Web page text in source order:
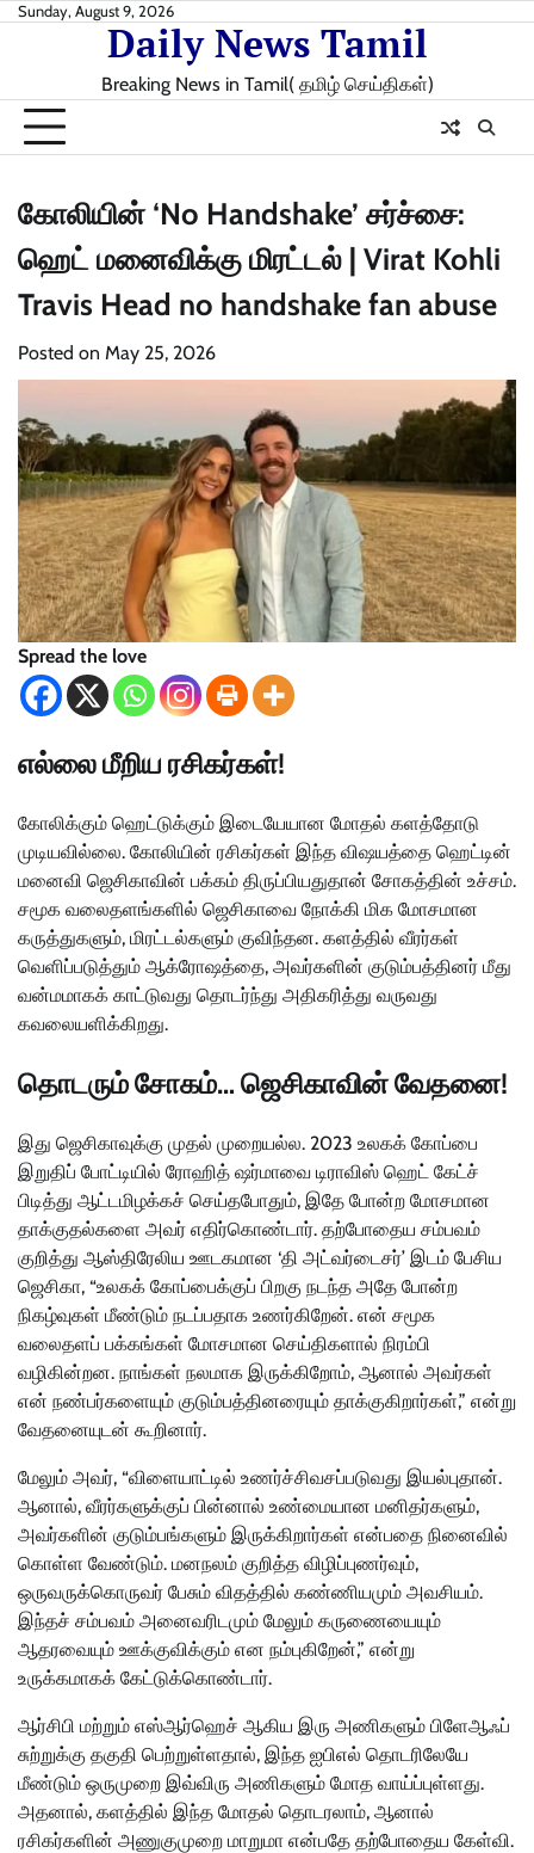
SkipSunday, August 9, 2026
Daily News Tamil
Breaking News in Tamil( தமிழ் செய்திகள்)
கோலியின் ‘No Handshake’ சர்ச்சை:
ஹெட் மனைவிக்கு மிரட்டல் | Virat Kohli
Travis Head no handshake fan abuse
Posted on May 25, 2026
Spread the love
எல்லை மீறிய ரசிகர்கள்!
கோலிக்கும் ஹெட்டுக்கும் இடையேயான மோதல் களத்தோடு
முடியவில்லை. கோலியின் ரசிகர்கள் இந்த விஷயத்தை ஹெட்டின்
மனைவி ஜெசிகாவின் பக்கம் திருப்பியதுதான் சோகத்தின் உச்சம்.
சமூக வலைதளங்களில் ஜெசிகாவை நோக்கி மிக மோசமான
கருத்துகளும், மிரட்டல்களும் குவிந்தன. களத்தில் வீரர்கள்
வெளிப்படுத்தும் ஆக்ரோஷத்தை, அவர்களின் குடும்பத்தினர் மீது
வன்மமாகக் காட்டுவது தொடர்ந்து அதிகரித்து வருவது
கவலையளிக்கிறது.
தொடரும் சோகம்… ஜெசிகாவின் வேதனை!
இது ஜெசிகாவுக்கு முதல் முறையல்ல. 2023 உலகக் கோப்பை
இறுதிப் போட்டியில் ரோஹித் ஷர்மாவை டிராவிஸ் ஹெட் கேட்ச்
பிடித்து ஆட்டமிழக்கச் செய்தபோதும், இதே போன்ற மோசமான
தாக்குதல்களை அவர் எதிர்கொண்டார். தற்போதைய சம்பவம்
குறித்து ஆஸ்திரேலிய ஊடகமான ‘தி அட்வர்டைசர்’ இடம் பேசிய
ஜெசிகா, “உலகக் கோப்பைக்குப் பிறகு நடந்த அதே போன்ற
நிகழ்வுகள் மீண்டும் நடப்பதாக உணர்கிறேன். என் சமூக
வலைதளப் பக்கங்கள் மோசமான செய்திகளால் நிரம்பி
வழிகின்றன. நாங்கள் நலமாக இருக்கிறோம், ஆனால் அவர்கள்
என் நண்பர்களையும் குடும்பத்தினரையும் தாக்குகிறார்கள்,” என்று
வேதனையுடன் கூறினார்.
மேலும் அவர், “விளையாட்டில் உணர்ச்சிவசப்படுவது இயல்புதான்.
ஆனால், வீரர்களுக்குப் பின்னால் உண்மையான மனிதர்களும்,
அவர்களின் குடும்பங்களும் இருக்கிறார்கள் என்பதை நினைவில்
கொள்ள வேண்டும். மனநலம் குறித்த விழிப்புணர்வும்,
ஒருவருக்கொருவர் பேசும் விதத்தில் கண்ணியமும் அவசியம்.
இந்தச் சம்பவம் அனைவரிடமும் மேலும் கருணையையும்
ஆதரவையும் ஊக்குவிக்கும் என நம்புகிறேன்,” என்று
உருக்கமாகக் கேட்டுக்கொண்டார்.
ஆர்சிபி மற்றும் எஸ்ஆர்ஹெச் ஆகிய இரு அணிகளும் பிளேஆஃப்
சுற்றுக்கு தகுதி பெற்றுள்ளதால், இந்த ஐபிஎல் தொடரிலேயே
மீண்டும் ஒருமுறை இவ்விரு அணிகளும் மோத வாய்ப்புள்ளது.
அதனால், களத்தில் இந்த மோதல் தொடரலாம், ஆனால்
ரசிகர்களின் அணுகுமுறை மாறுமா என்பதே தற்போதைய கேள்வி.